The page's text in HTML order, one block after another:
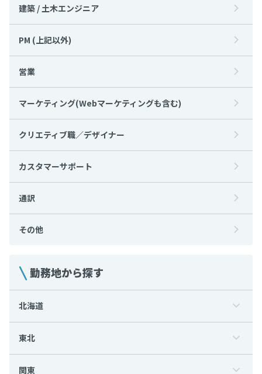
建築 / 土木エンジニア
PM (上記以外)
営業
マーケティング(Webマーケティングも含む)
クリエティブ職／デザイナー
カスタマーサポート
通訳
その他
勤務地から探す
北海道
東北
関東